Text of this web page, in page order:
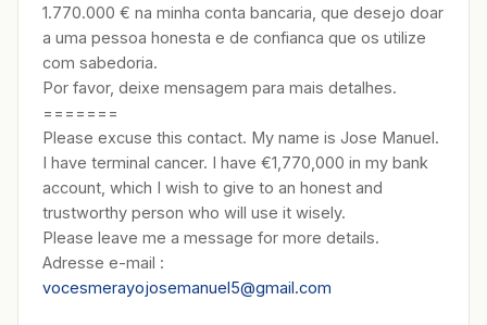
1.770.000 € na minha conta bancaria, que desejo doar
a uma pessoa honesta e de confianca que os utilize
com sabedoria.
Por favor, deixe mensagem para mais detalhes.
=======
Please excuse this contact. My name is Jose Manuel.
I have terminal cancer. I have €1,770,000 in my bank
account, which I wish to give to an honest and
trustworthy person who will use it wisely.
Please leave me a message for more details.
Adresse e-mail :
vocesmerayojosemanuel5@gmail.com